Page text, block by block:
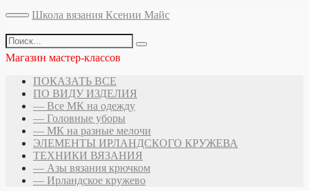
Школа вязания Ксении Майс
Магазин мастер-классов
ПОКАЗАТЬ ВСЕ
ПО ВИДУ ИЗДЕЛИЯ
— Все МК на одежду
— Головные уборы
— МК на разные мелочи
ЭЛЕМЕНТЫ ИРЛАНДСКОГО КРУЖЕВА
ТЕХНИКИ ВЯЗАНИЯ
— Азы вязания крючком
— Ирландское кружево